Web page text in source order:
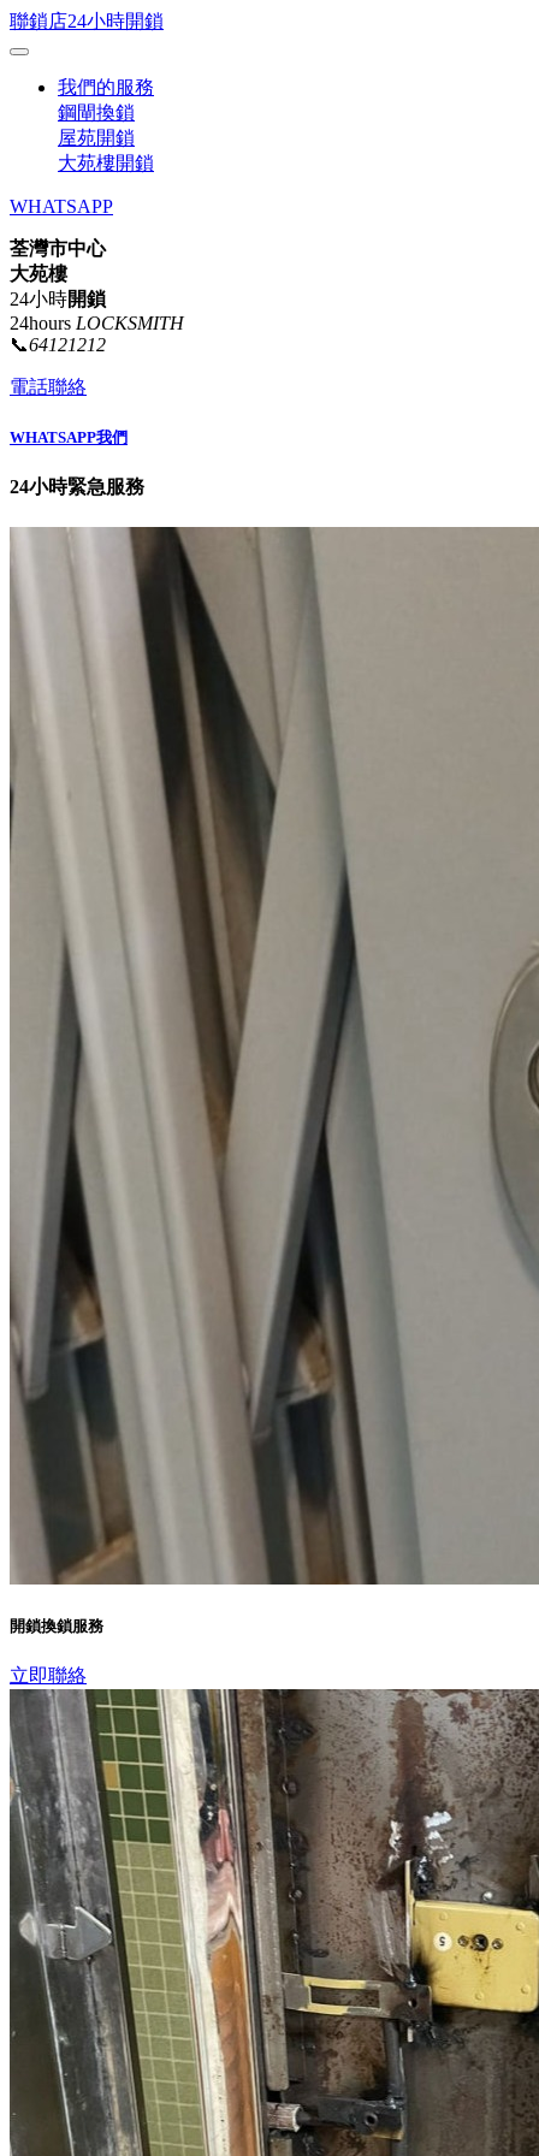
聯鎖店24小時開鎖
我們的服務
鋼閘換鎖
屋苑開鎖
大苑樓開鎖
WHATSAPP
荃灣市中心
大苑樓
24小時開鎖
24hours LOCKSMITH
📞64121212
電話聯絡
WHATSAPP我們
24小時緊急服務
開鎖換鎖服務
立即聯絡